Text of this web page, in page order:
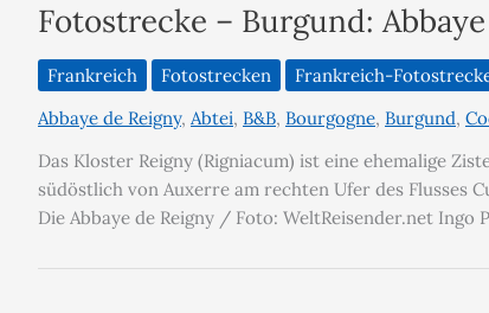
Fotostrecke – Burgund:
Frankreich Fotostrecken Frankreich-
Abbaye de Reigny, Abtei, B&B, Bourgogne, Burgund,
Das Kloster Reigny (Rigniacum) ist eine ehemalige
südöstlich von Auxerre am rechten Ufer des Flusses
Die Abbaye de Reigny / Foto: WeltReisender.net